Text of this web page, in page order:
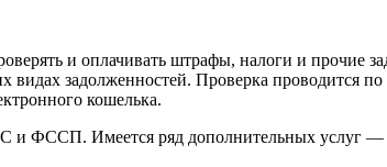
и оплачивать штрафы, налоги и
видах задолженностей. Проверка
кошелька.
и ФССП. Имеется ряд дополнительных услуг —